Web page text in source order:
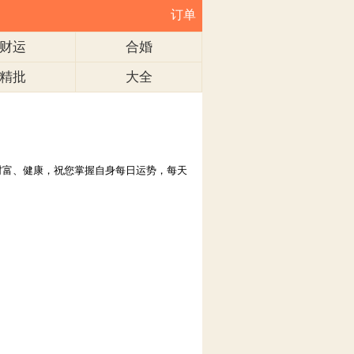
订单
财运
合婚
精批 大全
、健康，祝您掌握自身每日运势，每天